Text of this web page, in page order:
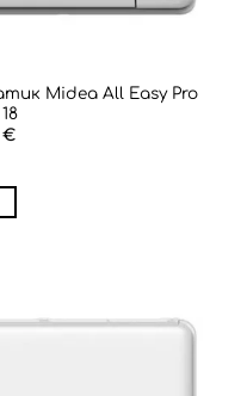
Midea All Easy Pro
€